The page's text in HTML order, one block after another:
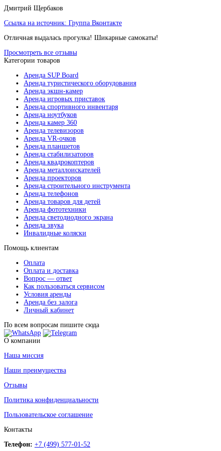
Дмитрий Щербаков
Ссылка на источник: Группа Вконтакте
Отличная выдалась прогулка! Шикарные самокаты!
Просмотреть все отзывы
Категории товаров
Аренда SUP Board
Аренда туристического оборудования
Аренда экшн-камер
Аренда игровых приставок
Аренда спортивного инвентаря
Аренда ноутбуков
Аренда камер 360
Аренда телевизоров
Аренда VR-очков
Аренда планшетов
Аренда стабилизаторов
Аренда квадрокоптеров
Аренда металлоискателей
Аренда проекторов
Аренда строительного инструмента
Аренда телефонов
Аренда товаров для детей
Аренда фототехники
Аренда светодиодного экрана
Аренда звука
Инвалидные коляски
Помощь клиентам
Оплата
Оплата и доставка
Вопрос — ответ
Как пользоваться сервисом
Условия аренды
Аренда без залога
Личный кабинет
По всем вопросам пишите сюда
О компании
Наша миссия
Наши преимущества
Отзывы
Политика конфиденциальности
Пользовательское соглашение
Контакты
Телефон: +7 (499) 577-01-52